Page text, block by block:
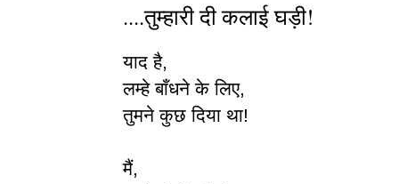
....तुम्हारी दी कलाई घड़ी!
याद है,
लम्हे बाँधने के लिए,
तुमने कुछ दिया था!
मैं,